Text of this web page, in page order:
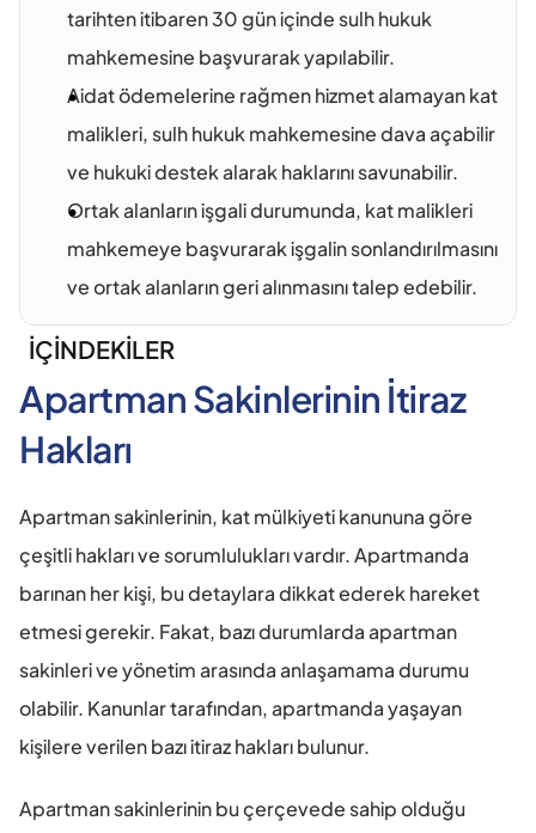
tarihten itibaren 30 gün içinde sulh hukuk
mahkemesine başvurarak yapılabilir.
Aidat ödemelerine rağmen hizmet alamayan kat
malikleri, sulh hukuk mahkemesine dava açabilir
ve hukuki destek alarak haklarını savunabilir.
Ortak alanların işgali durumunda, kat malikleri
mahkemeye başvurarak işgalin sonlandırılmasını
ve ortak alanların geri alınmasını talep edebilir.
Apartman Sakinlerinin İtiraz
Hakları
Apartman sakinlerinin, kat mülkiyeti kanununa göre
çeşitli hakları ve sorumlulukları vardır. Apartmanda
barınan her kişi, bu detaylara dikkat ederek hareket
etmesi gerekir. Fakat, bazı durumlarda apartman
sakinleri ve yönetim arasında anlaşamama durumu
olabilir. Kanunlar tarafından, apartmanda yaşayan
kişilere verilen bazı itiraz hakları bulunur.
Apartman sakinlerinin bu çerçevede sahip olduğu
İÇİNDEKİLER